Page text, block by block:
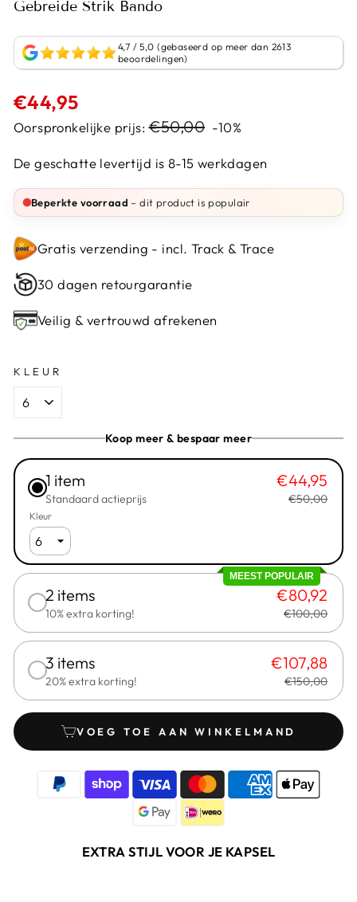
Gebreide Strik Bando
4,7 / 5,0 (gebaseerd op meer dan 2613
beoordelingen)
€44,95
Oorspronkelijke prijs: €50,00
Sale
-10%
De geschatte levertijd is 8-15 werkdagen
Beperkte voorraad – dit product is populair
Gratis verzending - incl. Track & Trace
30 dagen retourgarantie
Veilig & vertrouwd afrekenen
KLEUR
Koop meer & bespaar meer
1 item
Standaard actieprijs
€44,95
€50,00
Kleur
MEEST POPULAIR
2 items
10% extra korting!
€80,92
€100,00
3 items
20% extra korting!
€107,88
€150,00
VOEG TOE AAN WINKELMAND
EXTRA STIJL VOOR JE KAPSEL